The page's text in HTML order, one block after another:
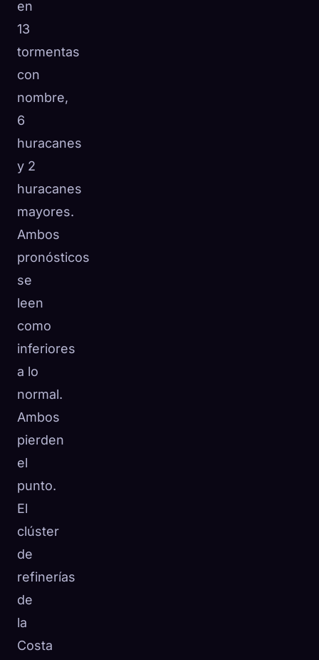
en
13
tormentas
con
nombre,
6
huracanes
y 2
huracanes
mayores.
Ambos
pronósticos
se
leen
como
inferiores
a lo
normal.
Ambos
pierden
el
punto.
El
clúster
de
refinerías
de
la
Costa